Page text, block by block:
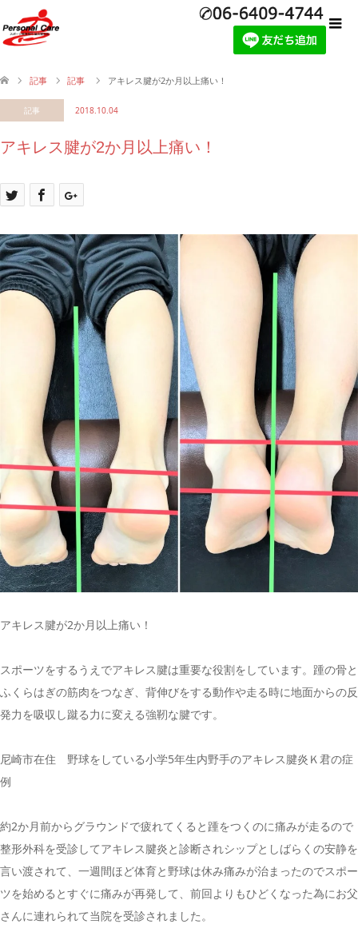
記事 記事 アキレス腱が2か月以上痛い！
記事 2018.10.04
アキレス腱が2か月以上痛い！
アキレス腱が2か月以上痛い！
スポーツをするうえでアキレス腱は重要な役割をしています。踵の骨と
ふくらはぎの筋肉をつなぎ、背伸びをする動作や走る時に地面からの反
発力を吸収し蹴る力に変える強靭な腱です。
尼崎市在住 野球をしている小学5年生内野手のアキレス腱炎Ｋ君の症
例
約2か月前からグラウンドで疲れてくると踵をつくのに痛みが走るので
整形外科を受診してアキレス腱炎と診断されシップとしばらくの安静を
言い渡されて、一週間ほど体育と野球は休み痛みが治まったのでスポー
ツを始めるとすぐに痛みが再発して、前回よりもひどくなった為にお父
さんに連れられて当院を受診されました。